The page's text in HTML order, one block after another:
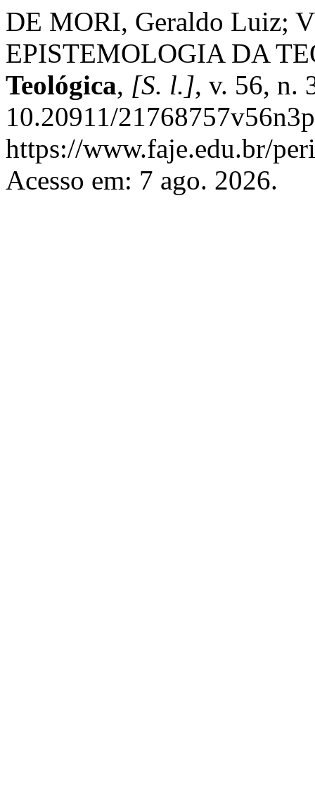
DE MORI, Geraldo Luiz;
EPISTEMOLOGIA DA
Teológica, [S. l.], v. 56, n.
10.20911/
https://www.faje.edu.br/
Acesso em: 7 ago. 2026.